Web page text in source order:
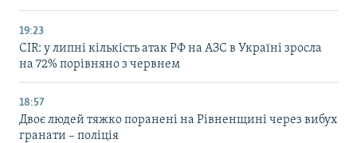
19:23
CIR: у липні кількість атак РФ на АЗС в Україні зросла
на 72% порівняно з червнем
18:57
Двоє людей тяжко поранені на Рівненщині через вибух
гранати – поліція